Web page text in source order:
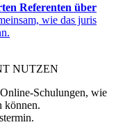
Referenten über
wie das juris
NUTZEN
Schulungen, wie
können.